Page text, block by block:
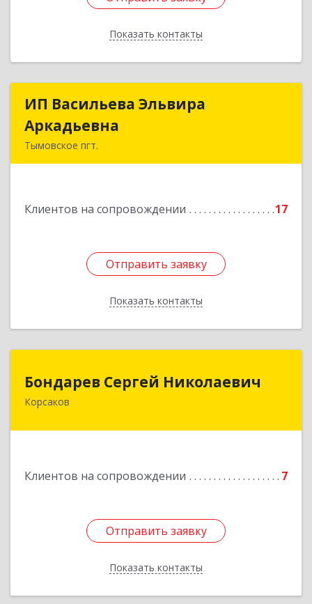
Показать контакты
Назад
ИП Васильева Эльвира
Аркадьевна
Тымовское пгт.
Клиентов на сопровождении 17
Отправить заявку
Показать контакты
ИП Васильева Эльвира
Отправить заявку
Назад
Бондарев Сергей Николаевич
Корсаков
Клиентов на сопровождении 7
Отправить заявку
Показать контакты
Бондарев Сергей Николаевич
Отправить заявку
Назад